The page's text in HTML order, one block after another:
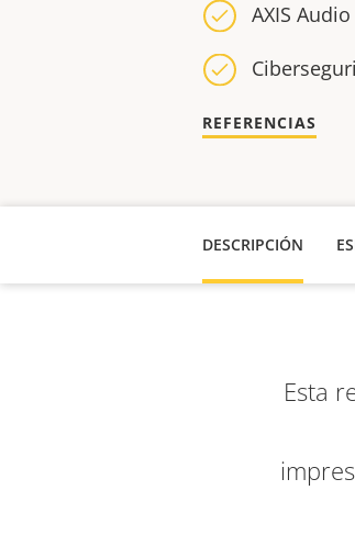
AXIS
REFERENCIAS
DESCRIPCIÓN
Esta